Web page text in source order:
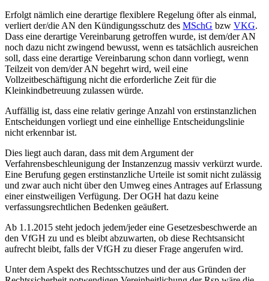
Erfolgt nämlich eine derartige flexiblere Regelung öfter als einmal,
verliert der/die AN den Kündigungsschutz des MSchG bzw VKG.
Dass eine derartige Vereinbarung getroffen wurde, ist dem/der AN
noch dazu nicht zwingend bewusst, wenn es tatsächlich ausreichen
soll, dass eine derartige Vereinbarung schon dann vorliegt, wenn
Teilzeit von dem/der AN begehrt wird, weil eine
Vollzeitbeschäftigung nicht die erforderliche Zeit für die
Kleinkindbetreuung zulassen würde.
Auffällig ist, dass eine relativ geringe Anzahl von erstinstanzlichen
Entscheidungen vorliegt und eine einhellige Entscheidungslinie
nicht erkennbar ist.
Dies liegt auch daran, dass mit dem Argument der
Verfahrensbeschleunigung der Instanzenzug massiv verkürzt wurde.
Eine Berufung gegen erstinstanzliche Urteile ist somit nicht zulässig
und zwar auch nicht über den Umweg eines Antrages auf Erlassung
einer einstweiligen Verfügung. Der OGH hat dazu keine
verfassungsrechtlichen Bedenken geäußert.
Ab 1.1.2015 steht jedoch jedem/jeder eine Gesetzesbeschwerde an
den VfGH zu und es bleibt abzuwarten, ob diese Rechtsansicht
aufrecht bleibt, falls der VfGH zu dieser Frage angerufen wird.
Unter dem Aspekt des Rechtsschutzes und der aus Gründen der